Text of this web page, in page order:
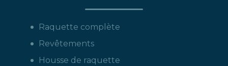
Raquette complète
Revêtements
Housse de raquette